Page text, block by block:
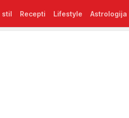
stil Recepti Lifestyle Astrologija